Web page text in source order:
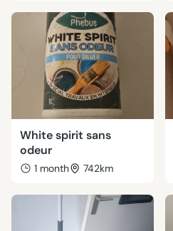
White spirit sans
odeur
1 month 742km